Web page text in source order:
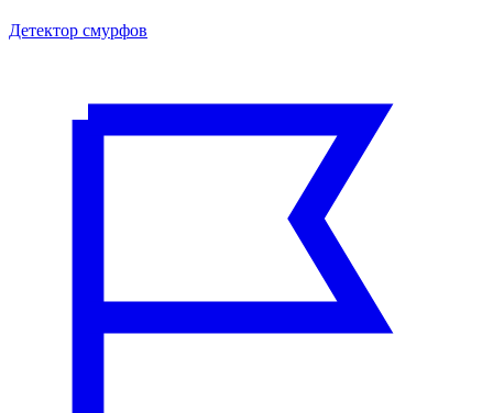
Детектор смурфов